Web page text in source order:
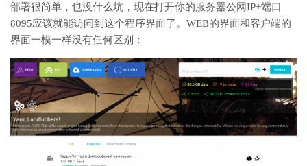
部署很简单，也没什么坑，现在打开你的服务器公网IP+端口
8095应该就能访问到这个程序界面了。WEB的界面和客户端的
界面一模一样没有任何区别：